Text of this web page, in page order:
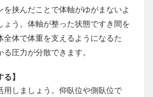
を挟んだことで体軸がゆがまないよ
ょう。体軸が整った状態ですき間を
全体で体重を支えるようになるた
圧力が分散できます。
】
用しましょう。仰臥位や側臥位で